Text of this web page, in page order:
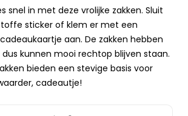
snel in met deze vrolijke zakken. Sluit
sticker of klem er met een
aan. De zakken hebben
kunnen mooi rechtop blijven staan.
bieden een stevige basis voor
cadeautje!